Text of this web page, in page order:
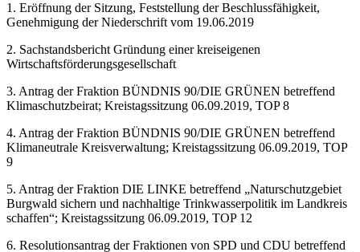
1. Eröffnung der Sitzung, Feststellung der Beschlussfähigkeit,
Genehmigung der Niederschrift vom 19.06.2019
2. Sachstandsbericht Gründung einer kreiseigenen
Wirtschaftsförderungsgesellschaft
3. Antrag der Fraktion BÜNDNIS 90/DIE GRÜNEN betreffend
Klimaschutzbeirat; Kreistagssitzung 06.09.2019, TOP 8
4. Antrag der Fraktion BÜNDNIS 90/DIE GRÜNEN betreffend
Klimaneutrale Kreisverwaltung; Kreistagssitzung 06.09.2019, TOP
9
5. Antrag der Fraktion DIE LINKE betreffend „Naturschutzgebiet
Burgwald sichern und nachhaltige Trinkwasserpolitik im Landkreis
schaffen“; Kreistagssitzung 06.09.2019, TOP 12
6. Resolutionsantrag der Fraktionen von SPD und CDU betreffend